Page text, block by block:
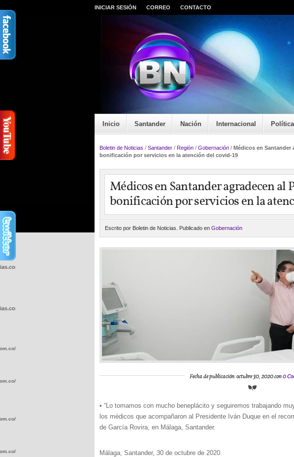
INICIAR SESIÓN CORREO CONTACTO
Inicio Santander Nación Internacional Política
Boletin de Noticias / Santander / Región / Gobernación / Médicos en Santander
bonificación por servicios en la atención del covid-19
Médicos en Santander agradecen al
bonificación por servicios en la
Escrito por Boletin de Noticias. Publicado en Gobernación
Fecha de publicación: octubre 30, 2020 con0
• “Lo tomamos con mucho beneplácito y seguiremos trabajando
los médicos que acompañaron al Presidente Iván Duque en el
de García Rovira, en Málaga, Santander.
Málaga, Santander, 30 de octubre de 2020.
wp-
wp-
wp-
wp-
wp-
wp-